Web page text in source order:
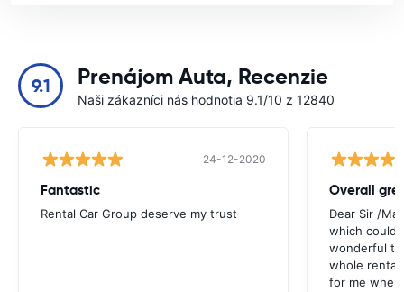
9.1 Prenájom Auta, Recenzie
Naši zákazníci nás hodnotia 9.1/10 z 12840
24-12-2020
Fantastic
Rental Car Group deserve my trust
Overall
Dear Sir /
which could
wonderful to
whole
for me